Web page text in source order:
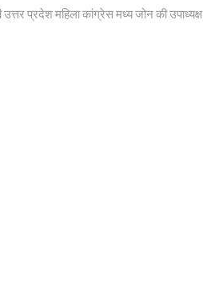
प्रदेश महिला कांग्रेस मध्य जोन की उपाध्यक्ष